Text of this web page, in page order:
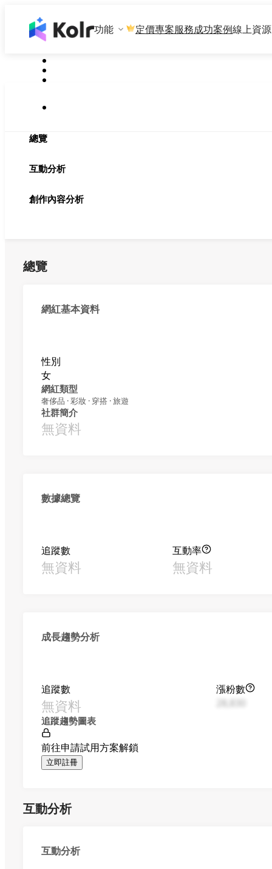
功能 定價專案服務成功案例線上資源
總覽
互動分析
創作內容分析
總覽
網紅基本資料
性別
女
網紅類型
奢侈品 · 彩妝 · 穿搭 · 旅遊
社群簡介
無資料
數據總覽
追蹤數
無資料
互動率
無資料
成長趨勢分析
追蹤數
無資料
漲粉數
追蹤趨勢圖表
前往申請試用方案解鎖
立即註冊
互動分析
互動分析